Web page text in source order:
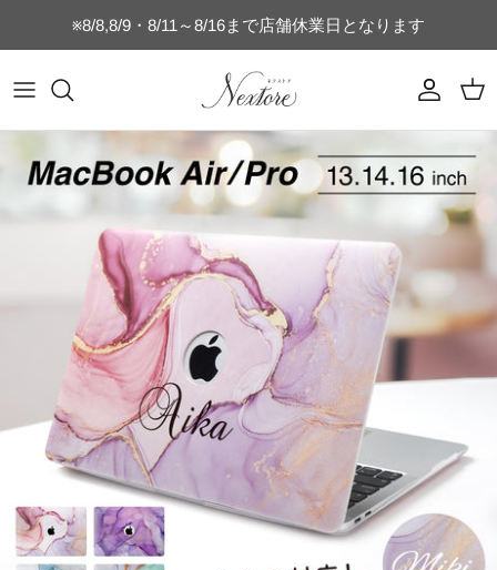
ン
を
※8/8,8/9・8/11～8/16まで店舗休業日となります
マグカップ
ビールジョッキ
ぐい呑み・おちょこセット
湯呑
キャニスター
乳歯ケース
命名書・名前札
フォトフレーム
キーホルダー
お弁当箱
ベビーボトル
ブラシ・くし
時計付きフォトフレーム
スポーツ
星座
キッズ
干支
フォトフレーム
犬の歯ケース
猫の歯ケース
フードボウル
位牌
ネームタグ・迷子札
鳥の羽根ケース
switch
ヘアブラシ
キッチン雑貨
オリジナルパズル
MacBookケース
スマホケース
ゴルフ関連商品
ソープフラワー
キッズTシャツ
ドライTシャツ（半袖）
ドライTシャツ（長袖）
名刺・通帳ケース
誕生日・記念日ギフト
母の日・父の日ギフト
おじいちゃんおばあちゃんへのギフト